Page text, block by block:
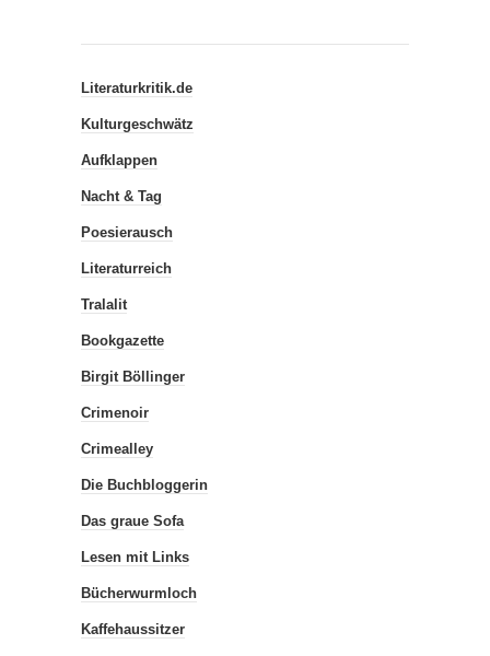
Literaturkritik.de
Kulturgeschwätz
Aufklappen
Nacht & Tag
Poesierausch
Literaturreich
Tralalit
Bookgazette
Birgit Böllinger
Crimenoir
Crimealley
Die Buchbloggerin
Das graue Sofa
Lesen mit Links
Bücherwurmloch
Kaffehaussitzer